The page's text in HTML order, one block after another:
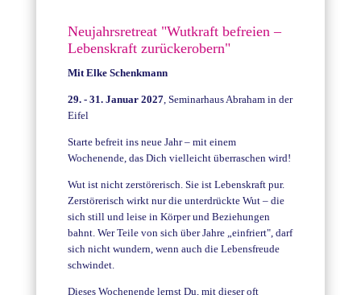
Neujahrsretreat "Wutkraft befreien –
Lebenskraft zurückerobern"
Mit Elke Schenkmann
29. - 31. Januar 2027, Seminarhaus Abraham in der
Eifel
Starte befreit ins neue Jahr – mit einem
Wochenende, das Dich vielleicht überraschen wird!
Wut ist nicht zerstörerisch. Sie ist Lebenskraft pur.
Zerstörerisch wirkt nur die unterdrückte Wut – die
sich still und leise in Körper und Beziehungen
bahnt. Wer Teile von sich über Jahre „einfriert", darf
sich nicht wundern, wenn auch die Lebensfreude
schwindet.
Dieses Wochenende lernst Du, mit dieser oft